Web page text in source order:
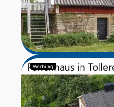
Werbung